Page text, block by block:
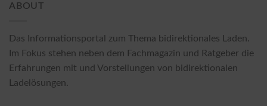
ABOUT
Das Informationsportal zum Thema bidirektionales Laden.
Im Fokus stehen neben dem Fachmagazin und Ratgeber die
Erfahrungen mit und Vorstellungen von bidirektionalen
Ladelösungen.